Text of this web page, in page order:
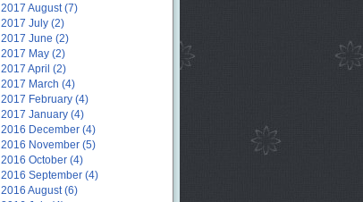
2017 August(7)
2017 July(2)
2017 June (2)
2017 May(2)
2017 April (2)
2017 March (4)
2017 February(4)
2017 January(4)
2016 December(4)
2016 November(5)
2016 October(4)
2016 September(4)
2016 August(6)